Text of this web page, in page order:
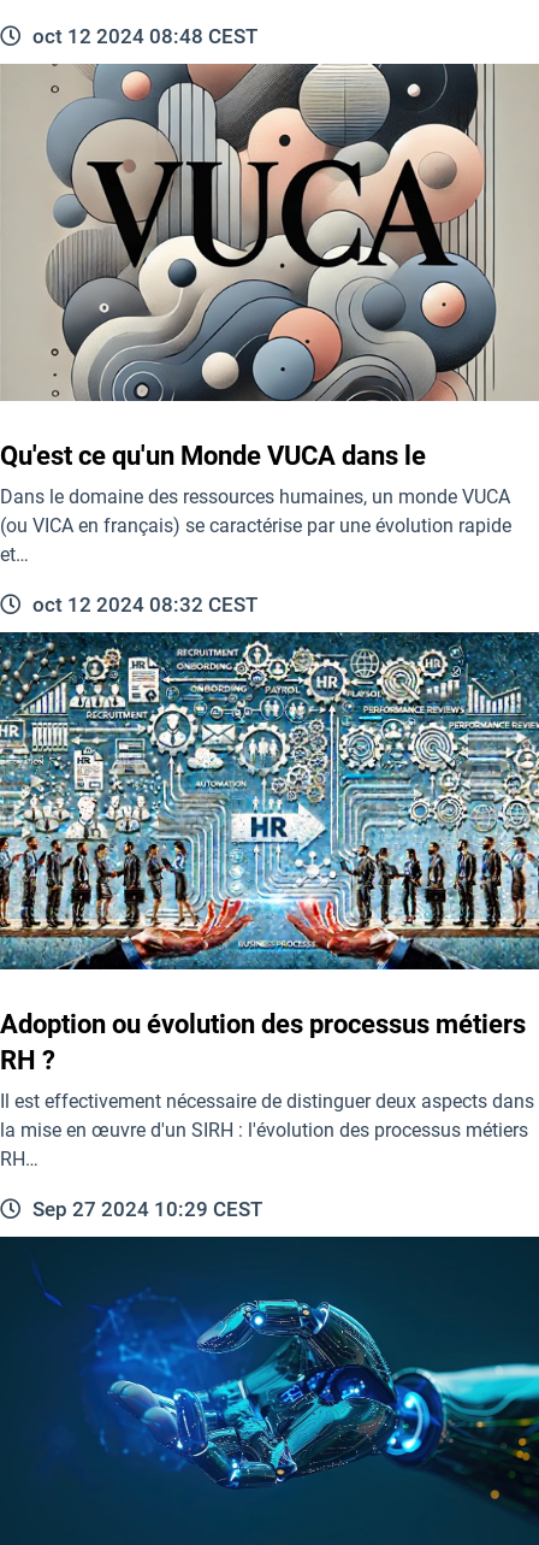
oct 12 2024 08:48 CEST
Qu'est ce qu'un Monde VUCA dans le
Dans le domaine des ressources humaines, un monde VUCA
(ou VICA en français) se caractérise par une évolution rapide
et…
oct 12 2024 08:32 CEST
Adoption ou évolution des processus métiers
RH ?
Il est effectivement nécessaire de distinguer deux aspects dans
la mise en œuvre d'un SIRH : l'évolution des processus métiers
RH…
Sep 27 2024 10:29 CEST